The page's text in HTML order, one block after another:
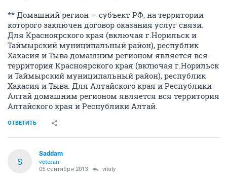
** Домашний регион — субъект РФ, на территории
которого заключен договор оказания услуг связи.
Для Красноярского края (включая г.Норильск и
Таймырский муниципальный район), республик
Хакасия и Тыва домашним регионом является вся
территория Красноярского края (включая г.Норильск
и Таймырский муниципальный район), республик
Хакасия и Тыва. Для Алтайского края и Республики
Алтай домашним регионом является вся территория
Алтайского края и Республики Алтай.
ОТВЕТИТЬ
S
Saddam
veteran
05 сентября 2013 vitaty